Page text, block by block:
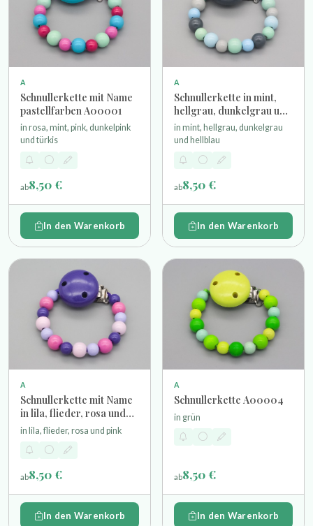
A
Schnullerkette mit Name
pastellfarben A00001
in rosa, mint, pink, dunkelpink
und türkis
ab8,50 €
In den Warenkorb
A
Schnullerkette in mint,
hellgrau, dunkelgrau und
hellblau
in mint, hellgrau, dunkelgrau
und hellblau
ab8,50 €
In den Warenkorb
A
Schnullerkette mit Name
in lila, flieder, rosa und
pink
in lila, flieder, rosa und pink
ab8,50 €
In den Warenkorb
A
Schnullerkette A00004
in grün
ab8,50 €
In den Warenkorb